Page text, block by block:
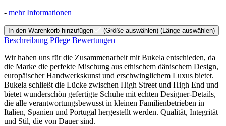
- mehr Informationen
In den Warenkorb hinzufügen (Größe auswählen) (Länge auswählen)
Beschreibung Pflege Bewertungen
Wir haben uns für die Zusammenarbeit mit Bukela entschieden, da
die Marke die perfekte Mischung aus ethischem dänischem Design,
europäischer Handwerkskunst und erschwinglichem Luxus bietet.
Bukela schließt die Lücke zwischen High Street und High End und
bietet wunderschön gefertigte Schuhe mit echten Designer-Details,
die alle verantwortungsbewusst in kleinen Familienbetrieben in
Italien, Spanien und Portugal hergestellt werden. Qualität, Integrität
und Stil, die von Dauer sind.